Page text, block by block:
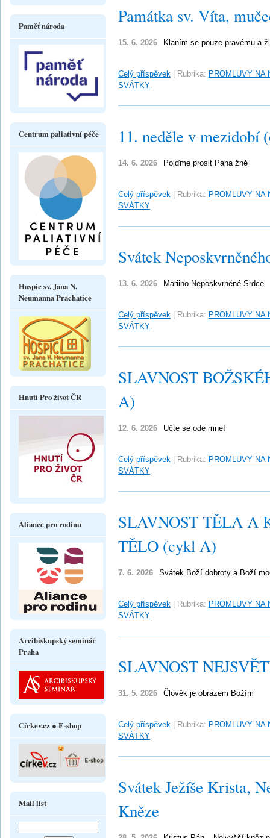
Památka sv. Víta,
15. 6. 2026 Klaním se pouze pravému a
Celý příspěvek Rubrika: PROMLUVY NA
SVÁTKY
11. neděle v mezidobí
14. 6. 2026 Pojďme prosit Pána žně
Celý příspěvek Rubrika: PROMLUVY NA
SVÁTKY
Svátek
13. 6. 2026 Mariino Neposkvrněné Srdce
Celý příspěvek Rubrika: PROMLUVY NA
SVÁTKY
SLAVNOST
A)
12. 6. 2026 Učte se ode mne!
Celý příspěvek Rubrika: PROMLUVY NA
SVÁTKY
SLAVNOST TĚLA A
TĚLO (cykl A)
7. 6. 2026 Svátek Boží dobroty a Boží
Celý příspěvek Rubrika: PROMLUVY NA
SVÁTKY
SLAVNOST
31. 5. 2026 Člověk je obrazem Božím
Celý příspěvek Rubrika: PROMLUVY NA
SVÁTKY
Svátek Ježíše Krista,
Kněze
Paměť národa
Centrum paliativní péče
Hospic sv. Jana N.
Neumanna Prachatice
Hnutí Pro život ČR
Aliance pro rodinu
Arcibiskupský seminář
Praha
Církev.cz ● E-shop
Mail list